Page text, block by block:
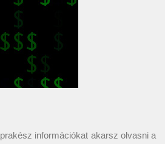
információkat akarsz olvasni a